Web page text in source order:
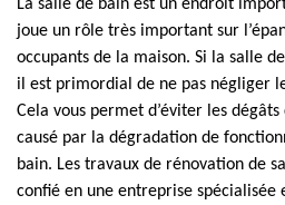
La salle de bain est un endroit
joue un rôle très important sur
occupants de la maison. Si la salle
il est primordial de ne pas négliger
Cela vous permet d’éviter les
causé par la dégradation de
bain. Les travaux de rénovation de
confié en une entreprise spécialisée